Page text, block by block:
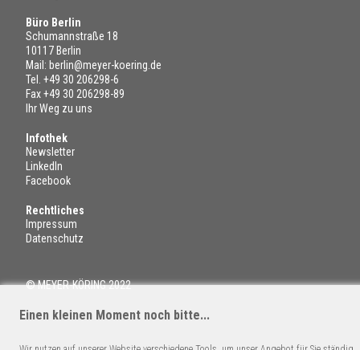
Büro Berlin
Schumannstraße 18
10117 Berlin
Mail: berlin@meyer-koering.de
Tel. +49 30 206298-6
Fax +49 30 206298-89
Ihr Weg zu uns
Infothek
Newsletter
LinkedIn
Facebook
Rechtliches
Impressum
Datenschutz
© MEYER-KÖRING 2022
Einen kleinen Moment noch bitte...